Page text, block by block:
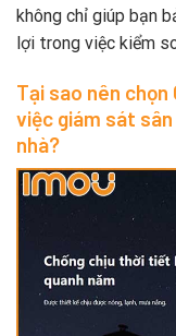
không chỉ giúp bạn
lợi trong việc kiểm
Tại sao nên chọn
việc giám sát
nhà?